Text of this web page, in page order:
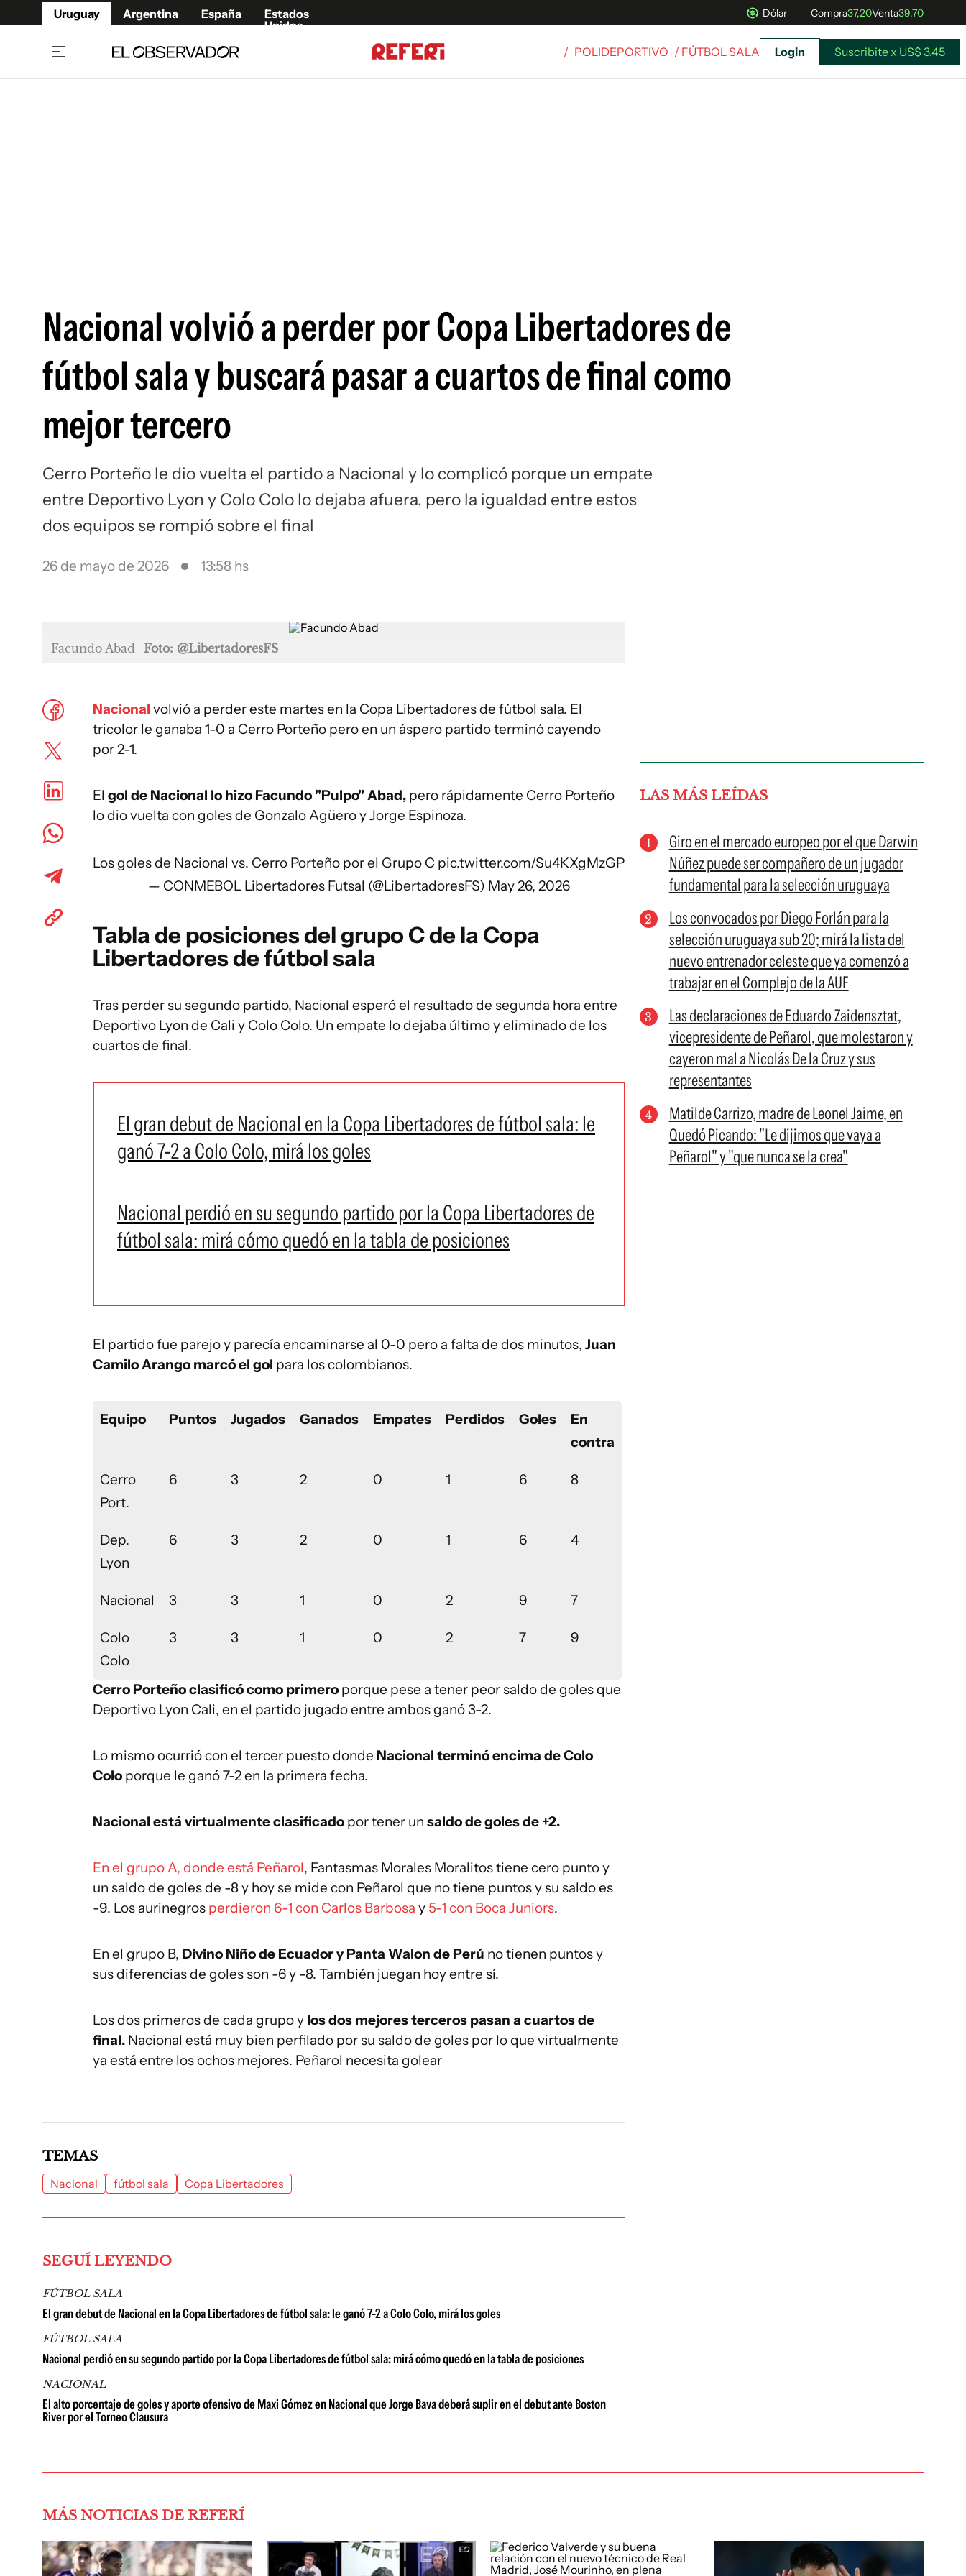
Uruguay Argentina España
Estados
Unidos
Dólar Compra37,20Venta39,70
Siguenos en:
/ POLIDEPORTIVO / FÚTBOL SALA Login Suscribite x US$ 3,45
Nacional volvió a perder por Copa Libertadores de
fútbol sala y buscará pasar a cuartos de final como
mejor tercero
Cerro Porteño le dio vuelta el partido a Nacional y lo complicó porque un empate
entre Deportivo Lyon y Colo Colo lo dejaba afuera, pero la igualdad entre estos
dos equipos se rompió sobre el final
26 de mayo de 2026 13:58 hs
Facundo Abad Foto: @LibertadoresFS
Nacional volvió a perder este martes en la Copa Libertadores de fútbol sala. El
tricolor le ganaba 1-0 a Cerro Porteño pero en un áspero partido terminó cayendo
por 2-1.
El gol de Nacional lo hizo Facundo "Pulpo" Abad, pero rápidamente Cerro Porteño
lo dio vuelta con goles de Gonzalo Agüero y Jorge Espinoza.
Los goles de Nacional vs. Cerro Porteño por el Grupo C pic.twitter.com/Su4KXgMzGP
— CONMEBOL Libertadores Futsal (@LibertadoresFS) May 26, 2026
Tabla de posiciones del grupo C de la Copa
Libertadores de fútbol sala
Tras perder su segundo partido, Nacional esperó el resultado de segunda hora entre
Deportivo Lyon de Cali y Colo Colo. Un empate lo dejaba último y eliminado de los
cuartos de final.
El gran debut de Nacional en la Copa Libertadores de fútbol sala: le
ganó 7-2 a Colo Colo, mirá los goles
Nacional perdió en su segundo partido por la Copa Libertadores de
fútbol sala: mirá cómo quedó en la tabla de posiciones
El partido fue parejo y parecía encaminarse al 0-0 pero a falta de dos minutos, Juan
Camilo Arango marcó el gol para los colombianos.
Equipo Puntos Jugados Ganados Empates Perdidos Goles
En
contra
Cerro
Port.
6 3 2 0 1 6 8
Dep.
Lyon
6 3 2 0 1 6 4
Nacional 3 3 1 0 2 9 7
Colo
Colo
3 3 1 0 2 7 9
Cerro Porteño clasificó como primero porque pese a tener peor saldo de goles que
Deportivo Lyon Cali, en el partido jugado entre ambos ganó 3-2.
Lo mismo ocurrió con el tercer puesto donde Nacional terminó encima de Colo
Colo porque le ganó 7-2 en la primera fecha.
Nacional está virtualmente clasificado por tener un saldo de goles de +2.
En el grupo A, donde está Peñarol, Fantasmas Morales Moralitos tiene cero punto y
un saldo de goles de -8 y hoy se mide con Peñarol que no tiene puntos y su saldo es
-9. Los aurinegros perdieron 6-1 con Carlos Barbosa y 5-1 con Boca Juniors.
En el grupo B, Divino Niño de Ecuador y Panta Walon de Perú no tienen puntos y
sus diferencias de goles son -6 y -8. También juegan hoy entre sí.
Los dos primeros de cada grupo y los dos mejores terceros pasan a cuartos de
final. Nacional está muy bien perfilado por su saldo de goles por lo que virtualmente
ya está entre los ochos mejores. Peñarol necesita golear
LAS MÁS LEÍDAS
Giro en el mercado europeo por el que Darwin
Núñez puede ser compañero de un jugador
fundamental para la selección uruguaya
Los convocados por Diego Forlán para la
selección uruguaya sub 20; mirá la lista del
nuevo entrenador celeste que ya comenzó a
trabajar en el Complejo de la AUF
Las declaraciones de Eduardo Zaidensztat,
vicepresidente de Peñarol, que molestaron y
cayeron mal a Nicolás De la Cruz y sus
representantes
Matilde Carrizo, madre de Leonel Jaime, en
Quedó Picando: "Le dijimos que vaya a
Peñarol" y "que nunca se la crea"
TEMAS
Nacional fútbol sala Copa Libertadores
SEGUÍ LEYENDO
FÚTBOL SALA
El gran debut de Nacional en la Copa Libertadores de fútbol sala: le ganó 7-2 a Colo Colo, mirá los goles
FÚTBOL SALA
Nacional perdió en su segundo partido por la Copa Libertadores de fútbol sala: mirá cómo quedó en la tabla de posiciones
NACIONAL
El alto porcentaje de goles y aporte ofensivo de Maxi Gómez en Nacional que Jorge Bava deberá suplir en el debut ante Boston
River por el Torneo Clausura
MÁS NOTICIAS DE REFERÍ